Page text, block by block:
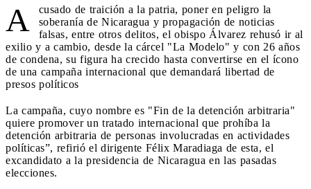
A
cusado de traición a la patria, poner en peligro la
soberanía de Nicaragua y propagación de noticias
falsas, entre otros delitos, el obispo Álvarez rehusó ir al
exilio y a cambio, desde la cárcel "La Modelo" y con 26 años
de condena, su figura ha crecido hasta convertirse en el ícono
de una campaña internacional que demandará libertad de
presos políticos
La campaña, cuyo nombre es "Fin de la detención arbitraria"
quiere promover un tratado internacional que prohíba la
detención arbitraria de personas involucradas en actividades
políticas”, refirió el dirigente Félix Maradiaga de esta, el
excandidato a la presidencia de Nicaragua en las pasadas
elecciones.